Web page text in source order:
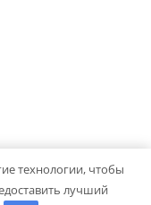
byColorMag
технологии, чтобы
лучший